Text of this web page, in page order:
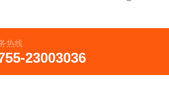
热线
23003036